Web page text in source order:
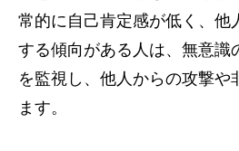
常的に自己肯定感が低く、他
する傾向がある人は、無意識
を監視し、他人からの攻撃や
ます。